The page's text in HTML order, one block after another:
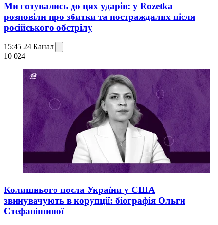
Ми готувались до цих ударів: у Rozetka
розповіли про збитки та постраждалих після
російського обстрілу
15:45 24 Канал
10 024
Колишнього посла України у США
звинувачують в корупції: біографія Ольги
Стефанішиної